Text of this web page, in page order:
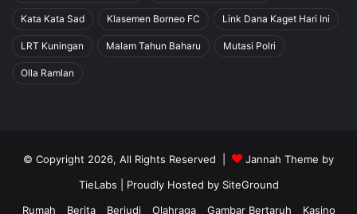
Kata Kata Sad Klasemen Borneo FC Link Dana Kaget Hari Ini
LRT Kuningan Malam Tahun Baharu Mutasi Polri
Olla Ramlan
© Copyright 2026, All Rights Reserved |
Jannah Theme by
TieLabs | Proudly Hosted by SiteGround
Rumah
Berita Berjudi Olahraga Gambar Bertaruh Kasino